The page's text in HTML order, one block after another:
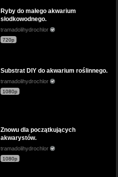
Ryby do małego akwarium
słodkowodnego.
tramadolihydrochlor
720p
Substrat DIY do akwarium roślinnego.
tramadolihydrochlor
1080p
Znowu dla początkujących
akwarystów.
tramadolihydrochlor
1080p